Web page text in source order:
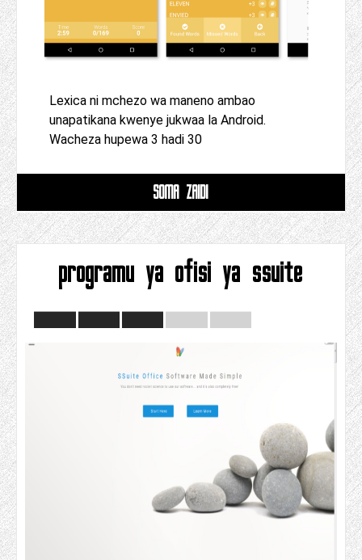
Lexica ni mchezo wa maneno ambao
unapatikana kwenye jukwaa la Android.
Wacheza hupewa 3 hadi 30
SOMA ZAIDI
programu ya ofisi ya ssuite